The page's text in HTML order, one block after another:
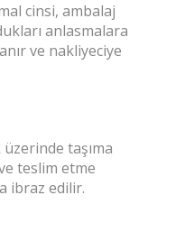
cinsi, ambalaj
anlasmalara
ve nakliyeciye
taşıma
teslim etme
ibraz edilir.